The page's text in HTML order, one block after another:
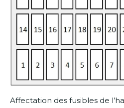
Affectation des fusibles de